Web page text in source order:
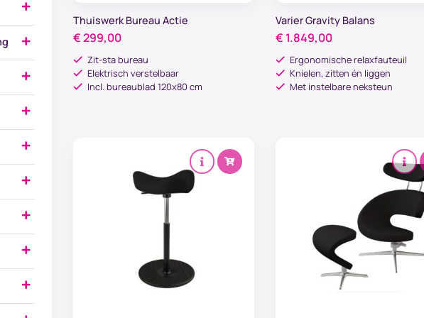
Thuiswerk Bureau Actie
€299,00
Zit-sta bureau
Elektrisch verstelbaar
Incl. bureaublad 120x80 cm
Varier Gravity Balans
€ 1.849,00
Ergonomische relaxfauteuil
Knielen, zitten én liggen
Met instelbare neksteun